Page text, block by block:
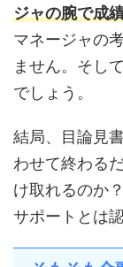
ジャの腕で成
マネージャの
ません。そし
でしょう。
結局、目論見
わせて終わる
け取れるのか
サポートとは